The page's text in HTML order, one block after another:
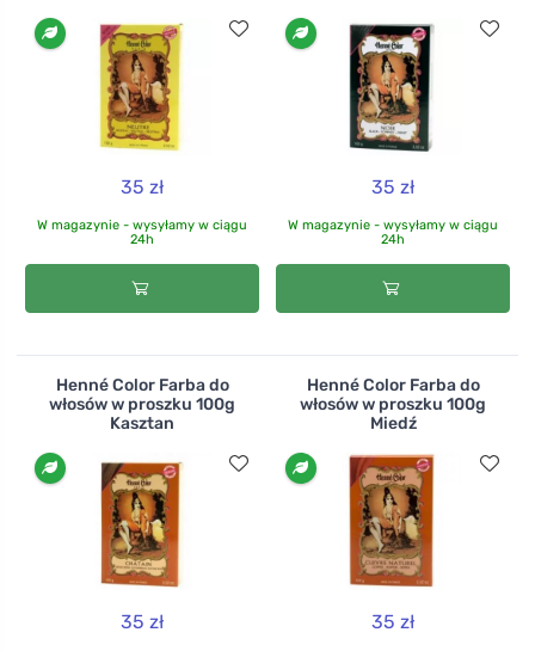
35 zł
W magazynie - wysyłamy w ciągu
24h
35 zł
W magazynie - wysyłamy w ciągu
24h
Henné Color Farba do
włosów w proszku 100g
Kasztan
35 zł
Henné Color Farba do
włosów w proszku 100g
Miedź
35 zł